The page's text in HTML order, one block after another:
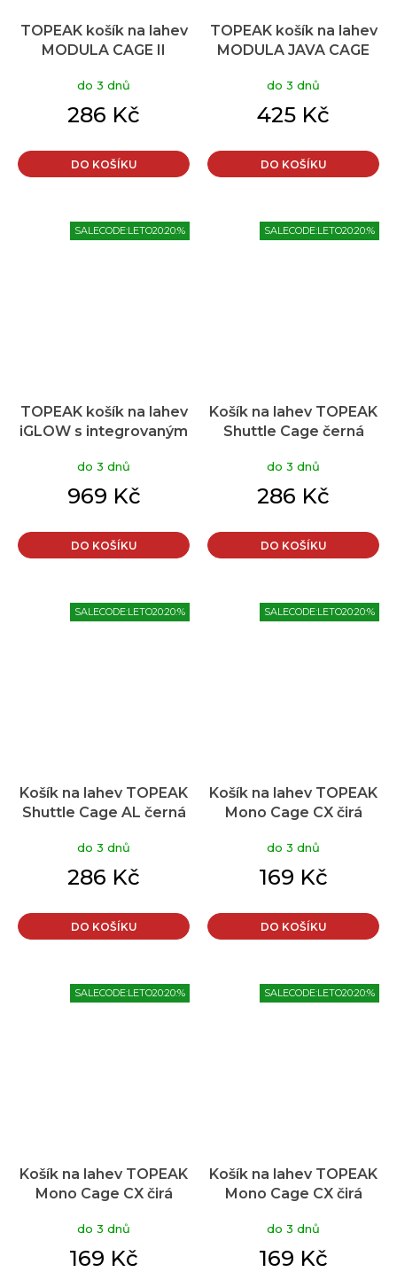
TOPEAK košík na lahev
MODULA CAGE II
do 3 dnů
286 Kč
DO KOŠÍKU
TOPEAK košík na lahev
MODULA JAVA CAGE
do 3 dnů
425 Kč
DO KOŠÍKU
SALECODE:LETO20:20:%
TOPEAK košík na lahev
iGLOW s integrovaným
do 3 dnů
969 Kč
DO KOŠÍKU
SALECODE:LETO20:20:%
Košík na lahev TOPEAK
Shuttle Cage černá
do 3 dnů
286 Kč
DO KOŠÍKU
SALECODE:LETO20:20:%
Košík na lahev TOPEAK
Shuttle Cage AL černá
do 3 dnů
286 Kč
DO KOŠÍKU
SALECODE:LETO20:20:%
Košík na lahev TOPEAK
Mono Cage CX čirá
do 3 dnů
169 Kč
DO KOŠÍKU
SALECODE:LETO20:20:%
Košík na lahev TOPEAK
Mono Cage CX čirá
do 3 dnů
169 Kč
SALECODE:LETO20:20:%
Košík na lahev TOPEAK
Mono Cage CX čirá
do 3 dnů
169 Kč